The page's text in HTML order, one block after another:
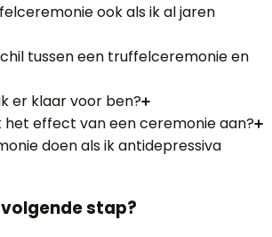
ook als ik al jaren
tussen een truffelceremonie en
er klaar voor ben?
het effect van een ceremonie aan?
doen als ik antidepressiva
stap?